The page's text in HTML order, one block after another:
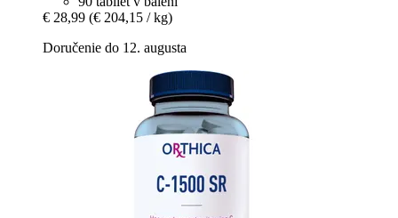
€ 28,99 (€ 204,15 / kg)
Doručenie do 12. augusta